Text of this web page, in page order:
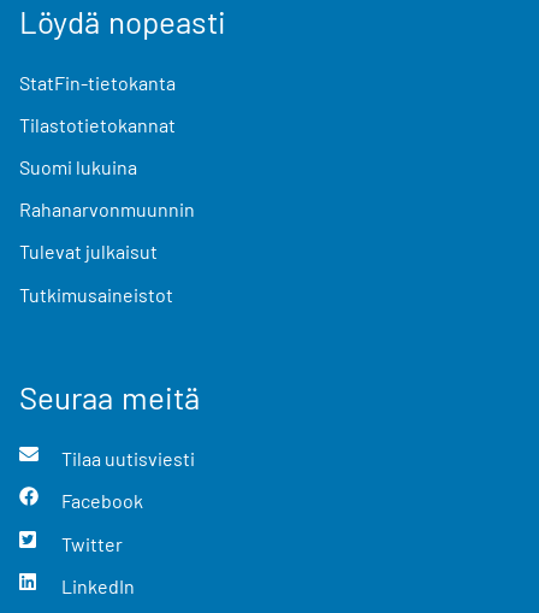
Löydä nopeasti
StatFin-tietokanta
Tilastotietokannat
Suomi lukuina
Rahanarvonmuunnin
Tulevat julkaisut
Tutkimusaineistot
Seuraa meitä
Tilaa uutisviesti
Facebook
Twitter
LinkedIn